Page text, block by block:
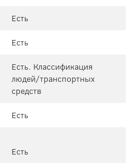
Есть
Есть
Есть. Классификация
людей/транспортных
средств
Есть
Есть